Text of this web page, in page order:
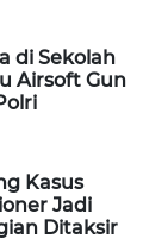
di Sekolah
Airsoft Gun
Kasus
Jadi
Ditaksir